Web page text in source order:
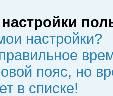
настройки?
пояс, но
в списке!